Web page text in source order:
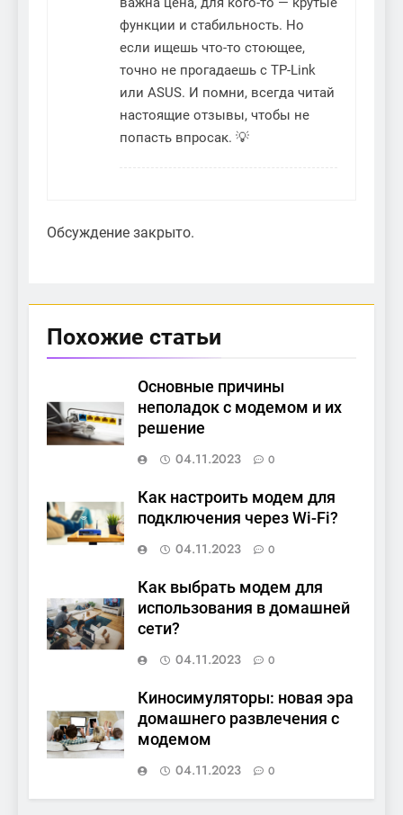
функции и стабильность. Но
если ищешь что-то стоющее,
точно не прогадаешь с TP-Link
или ASUS. И помни, всегда читай
настоящие отзывы, чтобы не
попасть впросак. 💡
Обсуждение закрыто.
Похожие статьи
Основные причины
неполадок с модемом и их
решение
04.11.2023
0
Как настроить модем для
подключения через Wi-Fi?
04.11.2023
0
Как выбрать модем для
использования в домашней
сети?
04.11.2023
0
Киносимуляторы: новая эра
домашнего развлечения с
модемом
04.11.2023
0